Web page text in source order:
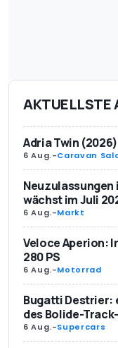
AKTUELLSTE
Adria Twin
6 Aug.-Caravan
wächst im Juli
6 Aug.-Markt
Veloce Aperion:
280 PS
6 Aug.-Motorrad
Bugatti Destrier:
des Bolide-
6 Aug.-Supercars